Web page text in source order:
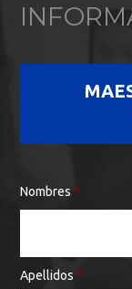
Nombres *
Apellidos *